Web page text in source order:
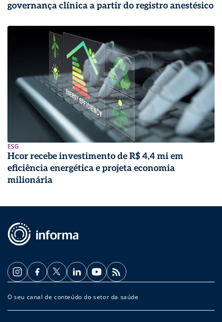
governança clínica a partir do registro anestésico
ESG
Hcor recebe investimento de R$ 4,4 mi em
eficiência energética e projeta economia
milionária
O seu canal de conteúdo do setor da saúde